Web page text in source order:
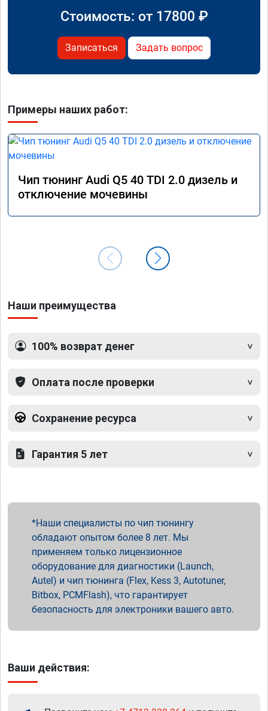
Стоимость: от 17800 ₽
Записаться Задать вопрос
Примеры наших работ:
Чип тюнинг Audi Q5 40 TDI 2.0 дизель и
отключение мочевины
Наши преимущества
100% возврат денег
Оплата после проверки
Сохранение ресурса
Гарантия 5 лет
Наши специалисты по чип тюнингу
обладают опытом более 8 лет. Мы
применяем только лицензионное
оборудование для диагностики (Launch,
Autel) и чип тюнинга (Flex, Kess 3, Autotuner,
Bitbox, PCMFlash), что гарантирует
безопасность для электроники вашего авто.
Ваши действия: